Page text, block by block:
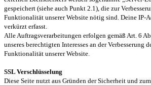
gespeichert (siehe auch Punkt 2.1), die zur
Funktionalität unserer Website nötig sind. Deine IP-
verkürzt erfasst.
Alle Auftragsverarbeitungen erfolgen gemäß Art. 6
unseres berechtigten Interesses an der Verbesserung
Funktionalität unserer Website.
SSL Verschlüsselung
Diese Seite nutzt aus Gründen der Sicherheit und